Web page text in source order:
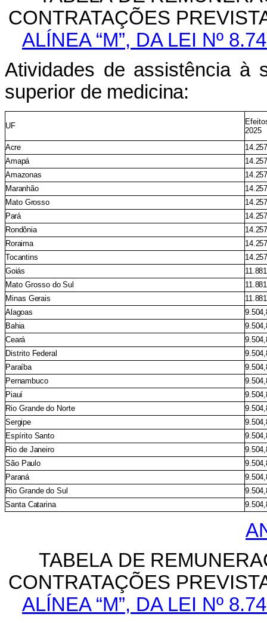
CONTRATAÇÕES
ALÍNEA “M”, DA LEI Nº
Atividades de assistência à
superior de medicina:
UF
2025
Acre
Amapá
Amazonas
Maranhão
Mato Grosso
Pará
Rondônia
Roraima
Tocantins
Goiás
Mato Grosso do Sul
Minas Gerais
Alagoas
Bahia
Ceará
Distrito Federal
Paraíba
Pernambuco
Piauí
Rio Grande do Norte
Sergipe
Espírito Santo
Rio deJaneiro
São Paulo
Paraná
Rio Grande do Sul
Santa Catarina
TABELA DE
CONTRATAÇÕES
ALÍNEA “M”, DA LEI Nº